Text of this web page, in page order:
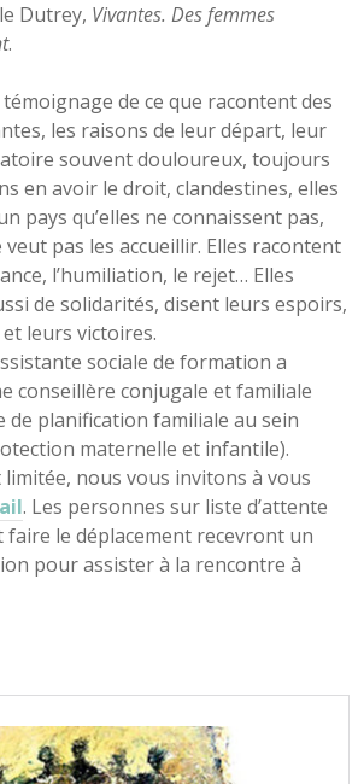
Dutrey, Vivantes. Des femmes
.
de ce que racontent des
les raisons de leur départ, leur
souvent douloureux, toujours
en avoir le droit, clandestines, elles
pays qu’elles ne connaissent pas,
veut pas les accueillir. Elles racontent
l’humiliation, le rejet… Elles
de solidarités, disent leurs espoirs,
leurs victoires.
sociale de formation a
conseillère conjugale et familiale
de planification familiale au sein
maternelle et infantile).
nous vous invitons à vous
. Les personnes sur liste d’attente
le déplacement recevront un
pour assister à la rencontre à